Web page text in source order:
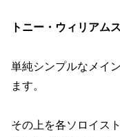
トニー・ウィリアムス
単純シンプルなメイ
ます。
その上を各ソロイス